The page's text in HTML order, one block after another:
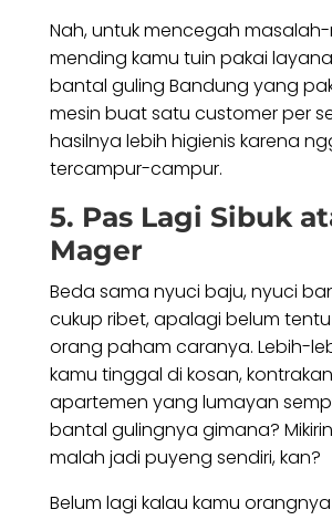
Nah, untuk mencegah
mending kamu tuin pakai
bantal guling Bandung yang
mesin buat satu customer per
hasilnya lebih higienis karena
tercampur-campur.
5. Pas Lagi Sibuk
Mager
Beda sama nyuci baju, nyuci
cukup ribet, apalagi belum
orang paham caranya. Lebih-
kamu tinggal di kosan,
apartemen yang lumayan
bantal gulingnya gimana?
malah jadi puyeng sendiri, kan?
Belum lagi kalau kamu